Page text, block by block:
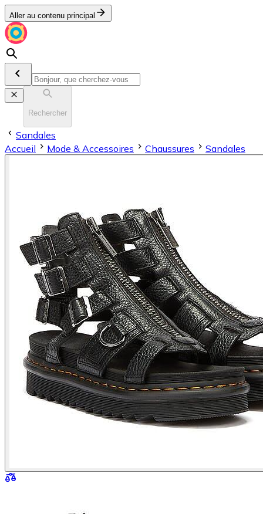
Aller au contenu principal
Rechercher
Sandales
Accueil
Mode & Accessoires Chaussures Sandales